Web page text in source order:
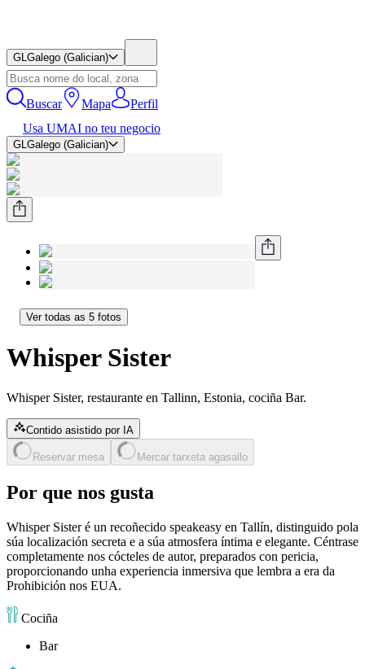
GLGalego (Galician)
Buscar Mapa
Perfil
Usa UMAI no teu negocio
GLGalego (Galician)
Ver todas as 5 fotos
Whisper Sister
Whisper Sister, restaurante en Tallinn, Estonia, cociña Bar.
Contido asistido por IA
Reservar mesa Mercar tarxeta agasallo
Por que nos gusta
Whisper Sister é un recoñecido speakeasy en Tallín, distinguido pola
súa localización secreta e a súa atmosfera íntima e elegante. Céntrase
completamente nos cócteles de autor, preparados con pericia,
proporcionando unha experiencia inmersiva que lembra a era da
Prohibición nos EUA.
Cociña
Bar